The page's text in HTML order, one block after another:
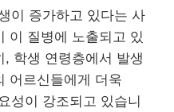
이 증가하고 있다는 사
이 질병에 노출되고 있
학생 연령층에서 발생
어르신들에게 더욱
성이 강조되고 있습니